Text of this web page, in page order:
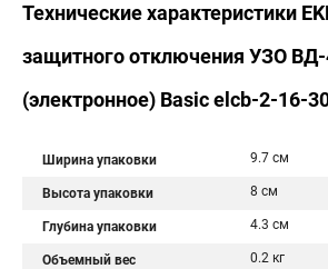
Технические характеристики
защитного отключения УЗО
(электронное) Basic elcb-2-16-
Ширина упаковки 9.7 см
Высота упаковки 8 см
Глубина упаковки 4.3 см
Объемный вес 0.2 кг